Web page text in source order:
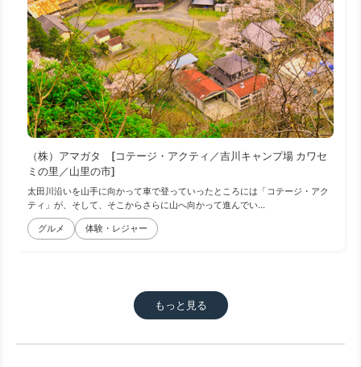
（株）アマガタ [コテージ・アクティ／吉川キャンプ場 カワセ
ミの里／山里の市]
太田川沿いを山手に向かって車で登っていったところには「コテージ・アク
ティ」が、そして、そこからさらに山へ向かって進んでい...
グルメ 体験・レジャー
もっと見る